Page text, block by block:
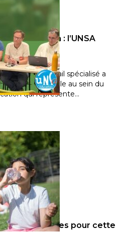
l’éducation : l’UNSA
lignes
groupe de travail spécialisé a
de l’Ecole au sein du
qui représente…
attendues pour cette